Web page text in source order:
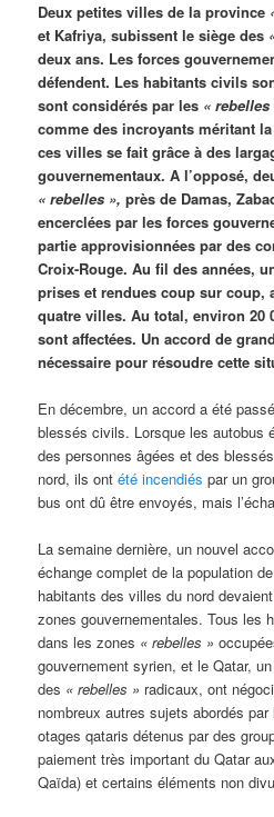
Deux petites villes de la province
et Kafriya, subissent le siège des
deux ans. Les forces
défendent. Les habitants civils
sont considérés par les « rebelles
comme des incroyants méritant
ces villes se fait grâce à des
gouvernementaux. A l’opposé,
« rebelles », près de Damas,
encerclées par les forces
partie approvisionnées par des
Croix-Rouge. Au fil des années,
prises et rendues coup sur coup,
quatre villes. Au total, environ 20
sont affectées. Un accord de
nécessaire pour résoudre cette
En décembre, un accord a été
blessés civils. Lorsque les autobus
des personnes âgées et des
nord, ils ontété incendiés par un
bus ont dû être envoyés, mais
La semaine dernière, un nouvel
échange complet de la population
habitants des villes du nord
zones gouvernementales. Tous les
dans les zones « rebelles »
gouvernement syrien, et le Qatar,
des « rebelles » radicaux, ont
nombreux autres sujets abordés
otages qataris détenus par des
paiement très important du Qatar
Qaïda) et certains éléments non